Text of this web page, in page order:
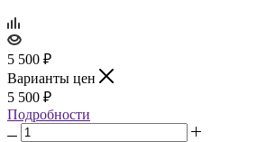
5 500 ₽
Варианты цен
5 500 ₽
Подробности